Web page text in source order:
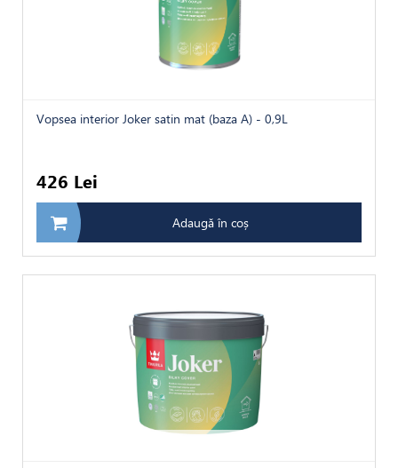
Vopsea interior Joker satin mat (baza A) - 0,9L
426 Lei
Adaugă în coș